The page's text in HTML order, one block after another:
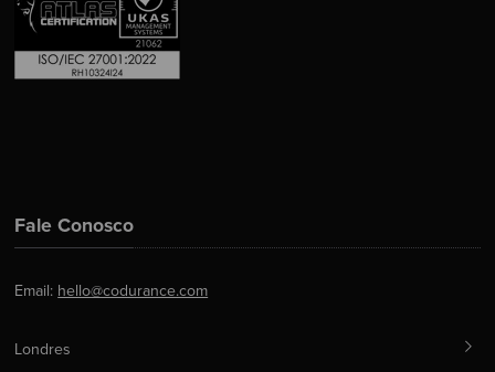
Fale Conosco
Email: hello@codurance.com
Londres